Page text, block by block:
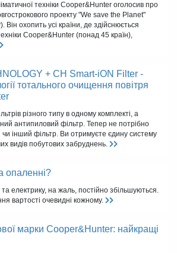
техніки Cooper&Hunter оголосив про
проекту "We save the Planet"
охопить усі країни, де здійснюється
Cooper&Hunter (понад 45 країн),
+ CH Smart-iON Filter -
тотального очищення повітря
різного типу в одному комплекті, а
антипиловий фільтр. Тепер не потрібно
інший фільтр. Ви отримуєте єдину систему
видів побутових забруднень.
опаленні?
електрику, на жаль, постійно збільшуються.
вартості очевидні кожному.
марки Cooper&Hunter: найкращі